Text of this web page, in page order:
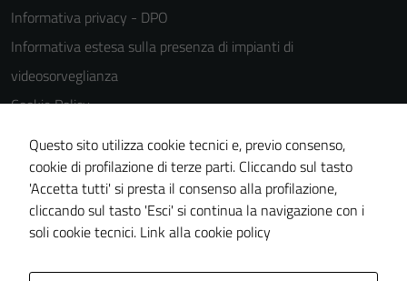
Informativa privacy - DPO
Informativa estesa sulla presenza di impianti di
videosorveglianza
Cookie Policy
Note legali
Dichiarazione di accessibilità
Piano di miglioramento del sito
Statistiche sito web
Questo sito utilizza cookie tecnici e, previo consenso,
cookie di profilazione di terze parti. Cliccando sul tasto
'Accetta tutti' si presta il consenso alla profilazione,
cliccando sul tasto 'Esci' si continua la navigazione con i
soli cookie tecnici. Link alla cookie policy